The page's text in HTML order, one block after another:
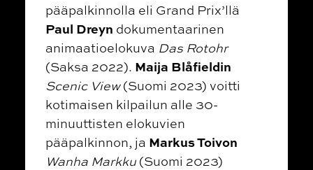
pääpalkinnolla eli Grand Prix’llä
Paul Dreyn dokumentaarinen
animaatioelokuva Das Rotohr
(Saksa 2022). Maija Blåfieldin
Scenic View(Suomi 2023) voitti
kotimaisen kilpailun alle 30-
minuuttisten elokuvien
pääpalkinnon, ja Markus Toivon
Wanha Markku(Suomi 2023)